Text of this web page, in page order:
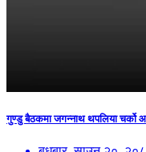
गुण्डु बैठकमा जगन्नाथ थपलिया चर्को